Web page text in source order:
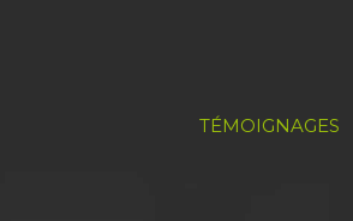
TÉMOIGNAGES